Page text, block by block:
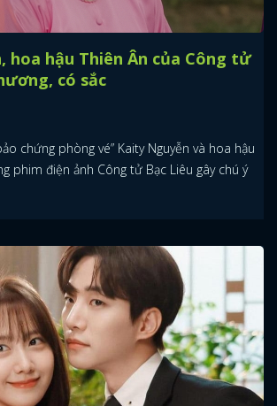
hoa hậu Thiên Ân của Công tử
có sắc
chứng phòng vé” Kaity Nguyễn và hoa hậu
phim điện ảnh Công tử Bạc Liêu gây chú ý